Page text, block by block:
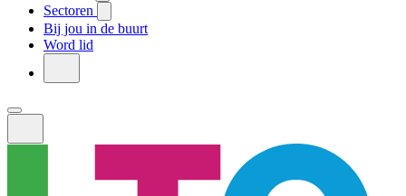
Sectoren
Bij jou in de buurt
Word lid